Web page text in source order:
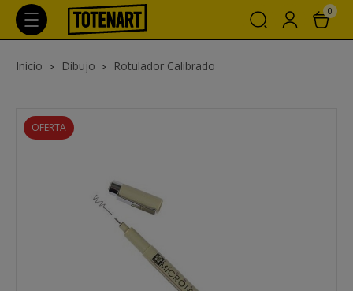
0
Inicio Dibujo Rotulador Calibrado
OFERTA